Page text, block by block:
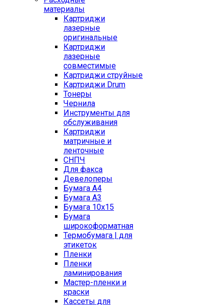
материалы
Картриджи
лазерные
оригинальные
Картриджи
лазерные
совместимые
Картриджи струйные
Картриджи Drum
Тонеры
Чернила
Инструменты для
обслуживания
Картриджи
матричные и
ленточные
СНПЧ
Для факса
Девелоперы
Бумага A4
Бумага A3
Бумага 10x15
Бумага
широкоформатная
Термобумага | для
этикеток
Пленки
Пленки
ламинирования
Мастер-пленки и
краски
Кассеты для